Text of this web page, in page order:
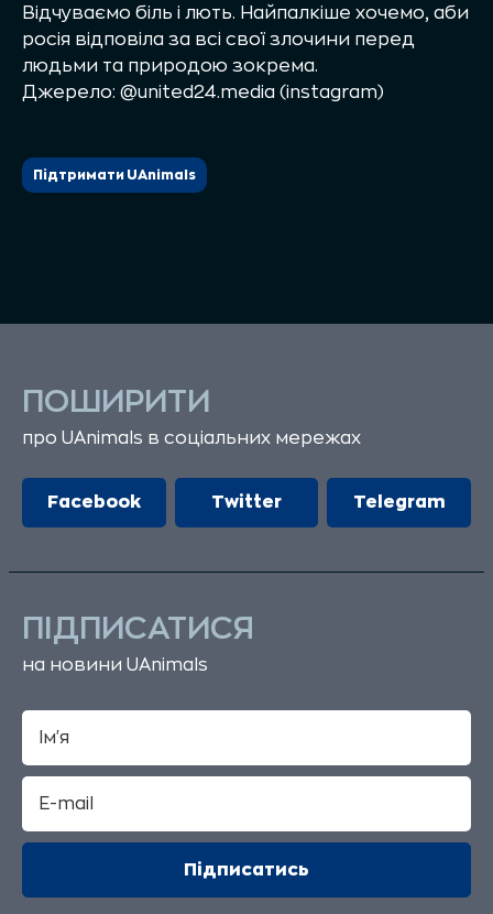
Відчуваємо біль і лють. Найпалкіше хочемо, аби
росія відповіла за всі свої злочини перед
людьми та природою зокрема.
Джерело: @united24.media (instagram)
Підтримати UAnimals
ПОШИРИТИ
про UAnimals в соціальних мережах
Facebook Twitter Telegram
ПІДПИСАТИСЯ
на новини UAnimals